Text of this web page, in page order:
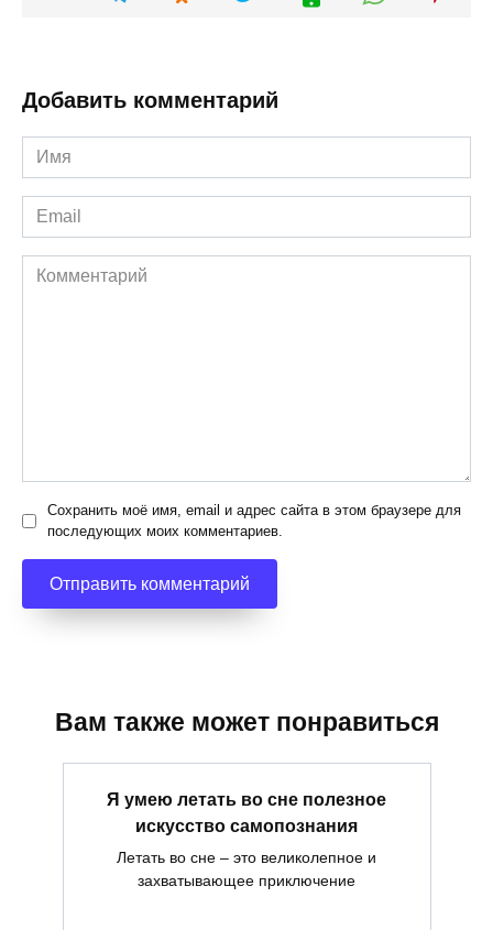
Добавить комментарий
Имя
*
Email
*
Комментарий
Сохранить моё имя, email и адрес сайта в этом браузере для
последующих моих комментариев.
Вам также может понравиться
Я умею летать во сне полезное
искусство самопознания
Летать во сне – это великолепное и
захватывающее приключение